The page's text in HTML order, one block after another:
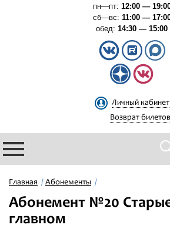
пн—пт: 12:00 —
сб—вс: 11:00 —
обед: 14:30 — 15:00
Личный кабинет
Возврат билетов
Филармония
Афиша
Главная Абонементы
Абонемент №20
главном